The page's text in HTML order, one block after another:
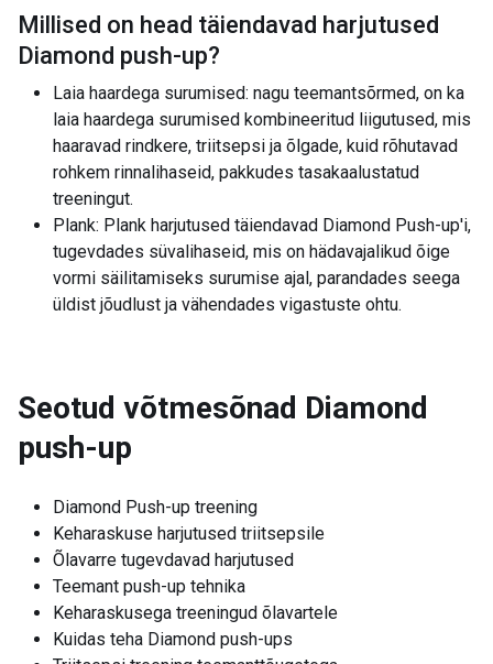
Millised on head täiendavad harjutused
Diamond push-up?
Laia haardega surumised: nagu teemantsõrmed, on ka
laia haardega surumised kombineeritud liigutused, mis
haaravad rindkere, triitsepsi ja õlgade, kuid rõhutavad
rohkem rinnalihaseid, pakkudes tasakaalustatud
treeningut.
Plank: Plank harjutused täiendavad Diamond Push-up'i,
tugevdades süvalihaseid, mis on hädavajalikud õige
vormi säilitamiseks surumise ajal, parandades seega
üldist jõudlust ja vähendades vigastuste ohtu.
Seotud võtmesõnad Diamond
push-up
Diamond Push-up treening
Keharaskuse harjutused triitsepsile
Õlavarre tugevdavad harjutused
Teemant push-up tehnika
Keharaskusega treeningud õlavartele
Kuidas teha Diamond push-ups